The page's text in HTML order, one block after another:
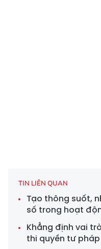
TIN LIÊN QUAN
Tạo thông suốt,
số trong hoạt
Khẳng định vai
thi quyền tư pháp